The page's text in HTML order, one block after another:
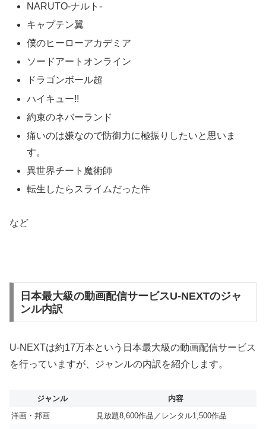
NARUTO‐ナルト‐
キャプテン翼
僕のヒーローアカデミア
ソードアートオンライン
ドラゴンボール超
ハイキュー!!
約束のネバーランド
痛いのは嫌なので防御力に極振りしたいと思いま
す。
異世界チート魔術師
転生したらスライムだった件
など
日本最大級の動画配信サービスU-NEXTのジャ
ンル内訳
U-NEXTは約17万本という日本最大級の動画配信サービス
を行っていますが、ジャンルの内訳を紹介します。
ジャンル
内容
洋画・邦画
見放題8,600作品／レンタル1,500作品